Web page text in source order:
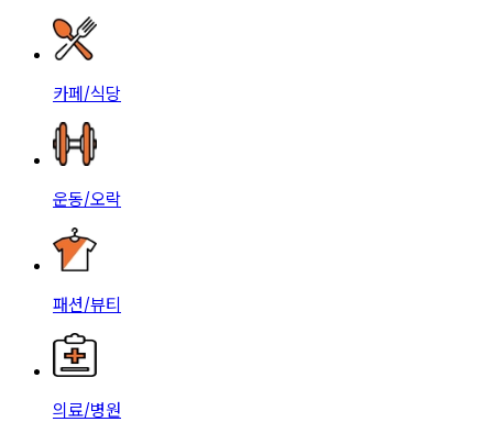
카페/식당
운동/오락
패션/뷰티
의료/병원